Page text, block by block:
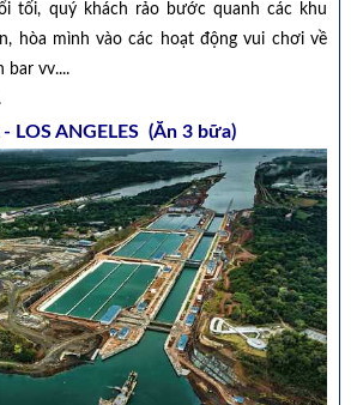
tối, quý khách rảo bước quanh các khu
hòa mình vào các hoạt động vui chơi về
bar vv....
LOS ANGELES (Ăn 3 bữa)